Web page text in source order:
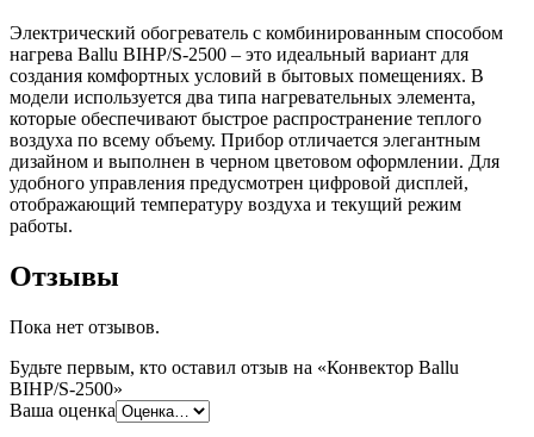
Электрический обогреватель с комбинированным способом
нагрева Ballu BIHP/S-2500 – это идеальный вариант для
создания комфортных условий в бытовых помещениях. В
модели используется два типа нагревательных элемента,
которые обеспечивают быстрое распространение теплого
воздуха по всему объему. Прибор отличается элегантным
дизайном и выполнен в черном цветовом оформлении. Для
удобного управления предусмотрен цифровой дисплей,
отображающий температуру воздуха и текущий режим
работы.
Отзывы
Пока нет отзывов.
Будьте первым, кто оставил отзыв на «Конвектор Ballu
BIHP/S-2500»
Ваша оценка